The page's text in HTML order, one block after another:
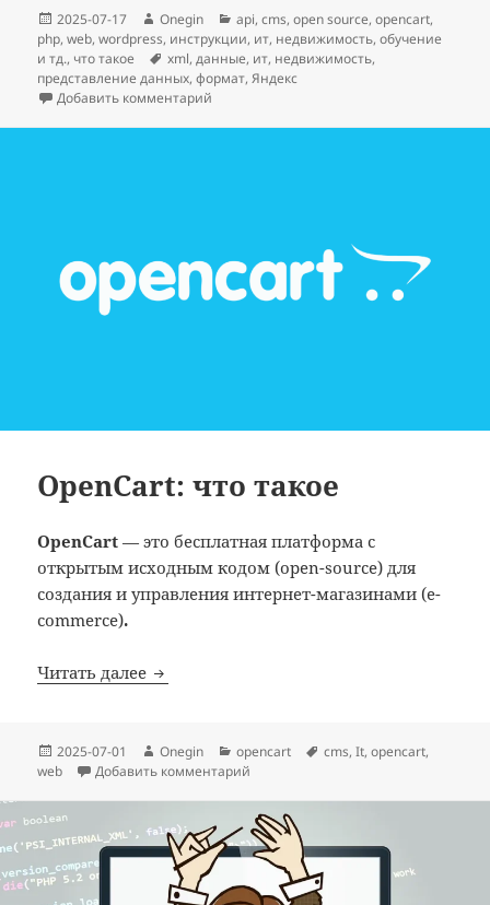
Опубликовано
2025-07-17 Автор
Onegin Рубрики
api,cms,open source,opencart,
php,web,wordpress, инструкции, ит, недвижимость,обучение
и тд., что такое Метки
xml,данные, ит, недвижимость,
представление данных,формат,Яндекс
Добавить комментарий
OpenCart: что такое
OpenCart — это бесплатная платформа с
открытым исходным кодом (open-source) для
создания и управления интернет-магазинами (e-
commerce).
Читать далее OpenCart: что такое
Опубликовано
2025-07-01 Автор
Onegin Рубрики
opencart Метки
cms,It,opencart,
web
Добавить комментарий